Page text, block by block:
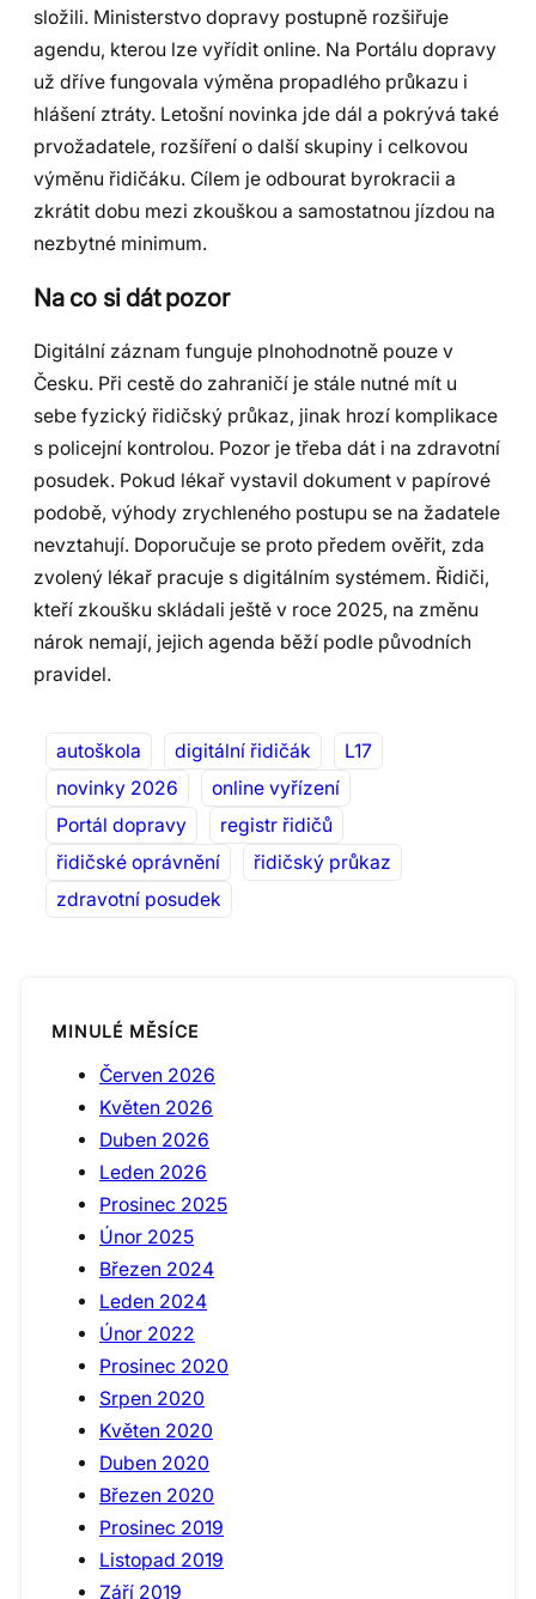
složili. Ministerstvo dopravy postupně rozšiřuje
agendu, kterou lze vyřídit online. Na Portálu dopravy
už dříve fungovala výměna propadlého průkazu i
hlášení ztráty. Letošní novinka jde dál a pokrývá také
prvožadatele, rozšíření o další skupiny i celkovou
výměnu řidičáku. Cílem je odbourat byrokracii a
zkrátit dobu mezi zkouškou a samostatnou jízdou na
nezbytné minimum.
Na co si dát pozor
Digitální záznam funguje plnohodnotně pouze v
Česku. Při cestě do zahraničí je stále nutné mít u
sebe fyzický řidičský průkaz, jinak hrozí komplikace
s policejní kontrolou. Pozor je třeba dát i na zdravotní
posudek. Pokud lékař vystavil dokument v papírové
podobě, výhody zrychleného postupu se na žadatele
nevztahují. Doporučuje se proto předem ověřit, zda
zvolený lékař pracuje s digitálním systémem. Řidiči,
kteří zkoušku skládali ještě v roce 2025, na změnu
nárok nemají, jejich agenda běží podle původních
pravidel.
autoškola digitální řidičák
L17
novinky 2026
online vyřízení
Portál dopravy
registr řidičů
řidičské oprávnění
řidičský průkaz
zdravotní posudek
MINULÉ MĚSÍCE
Červen 2026
Květen 2026
Duben 2026
Leden 2026
Prosinec 2025
Únor 2025
Březen 2024
Leden 2024
Únor 2022
Prosinec 2020
Srpen 2020
Květen 2020
Duben 2020
Březen 2020
Prosinec 2019
Listopad 2019
Září 2019